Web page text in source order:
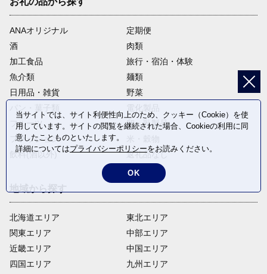
ANAオリジナル
定期便
酒
肉類
加工食品
旅行・宿泊・体験
魚介類
麺類
日用品・雑貨
野菜
フルーツ
卵・乳製品
ファッション
飲料(酒以外)
返礼品なし
北海道エリア
関東エリア
近畿エリア
四国エリア
東北エリア
中部エリア
中国エリア
九州エリア
当サイトでは、サイト利便性向上のため、クッキー（Cookie）を使
用しています。サイトの閲覧を継続された場合、Cookieの利用に同
意したことものといたします。
詳細についてはプライバシーポリシーをお読みください。
OK